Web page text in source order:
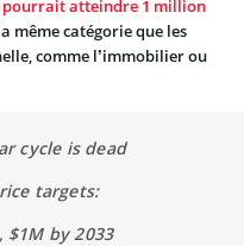
pourrait atteindre 1 million
même catégorie que les
comme l’immobilier ou
cycle is dead
targets:
$1M by 2033